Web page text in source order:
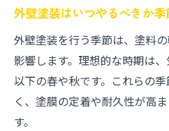
外壁塗装10年嘘とい
塗装時期を誤ると生
ト
外壁の塗装時期や費用の
外壁塗装はいつやるべきか
外壁塗装を行う季節は、塗料
影響します。理想的な時期は
以下の春や秋です。これらの
く、塗膜の定着や耐久性が高
す。